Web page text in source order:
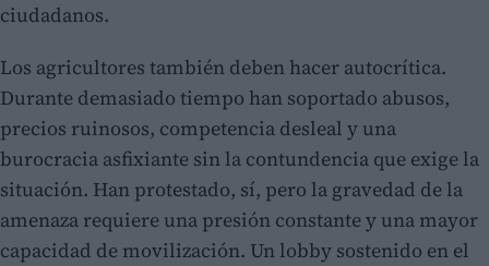
ciudadanos.
Los agricultores también deben hacer autocrítica.
Durante demasiado tiempo han soportado abusos,
precios ruinosos, competencia desleal y una
burocracia asfixiante sin la contundencia que exige la
situación. Han protestado, sí, pero la gravedad de la
amenaza requiere una presión constante y una mayor
capacidad de movilización. Un lobby sostenido en el